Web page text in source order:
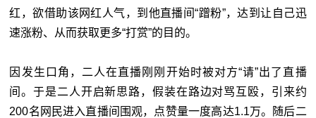
红，欲借助该网红人气，到他直播间“蹭粉”，达到让自己迅
速涨粉、从而获取更多“打赏”的目的。
因发生口角，二人在直播刚刚开始时被对方“请”出了直播
间。于是二人开启新思路，假装在路边对骂互殴，引来约
200名网民进入直播间围观，点赞量一度高达1.1万。随后二